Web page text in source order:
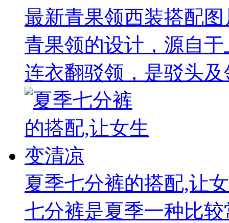
最新青果领西装搭配图
青果领的设计，源自
连衣翻驳领，是驳头
夏季七分裤的搭配,让
七分裤是夏季一种比